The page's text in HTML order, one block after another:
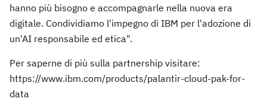
hanno più bisogno e accompagnarle nella nuova era
digitale. Condividiamo l'impegno di IBM per l'adozione di
un'AI responsabile ed etica".
Per saperne di più sulla partnership visitare:
https://www.ibm.com/products/palantir-cloud-pak-for-
data